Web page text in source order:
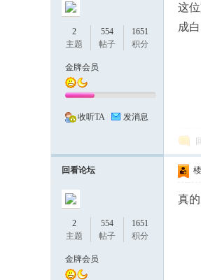
2
主题
554
帖子
1651
积分
金牌会员
收听TA 发消息
这
成白
回看论坛
2
主题
554
帖子
1651
积分
金牌会员
真